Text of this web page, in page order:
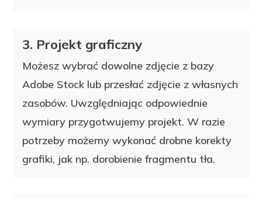
3. Projekt graficzny
Możesz wybrać dowolne zdjęcie z bazy
Adobe Stock lub przesłać zdjęcie z własnych
zasobów. Uwzględniając odpowiednie
wymiary przygotwujemy projekt. W razie
potrzeby możemy wykonać drobne korekty
grafiki, jak np. dorobienie fragmentu tła.